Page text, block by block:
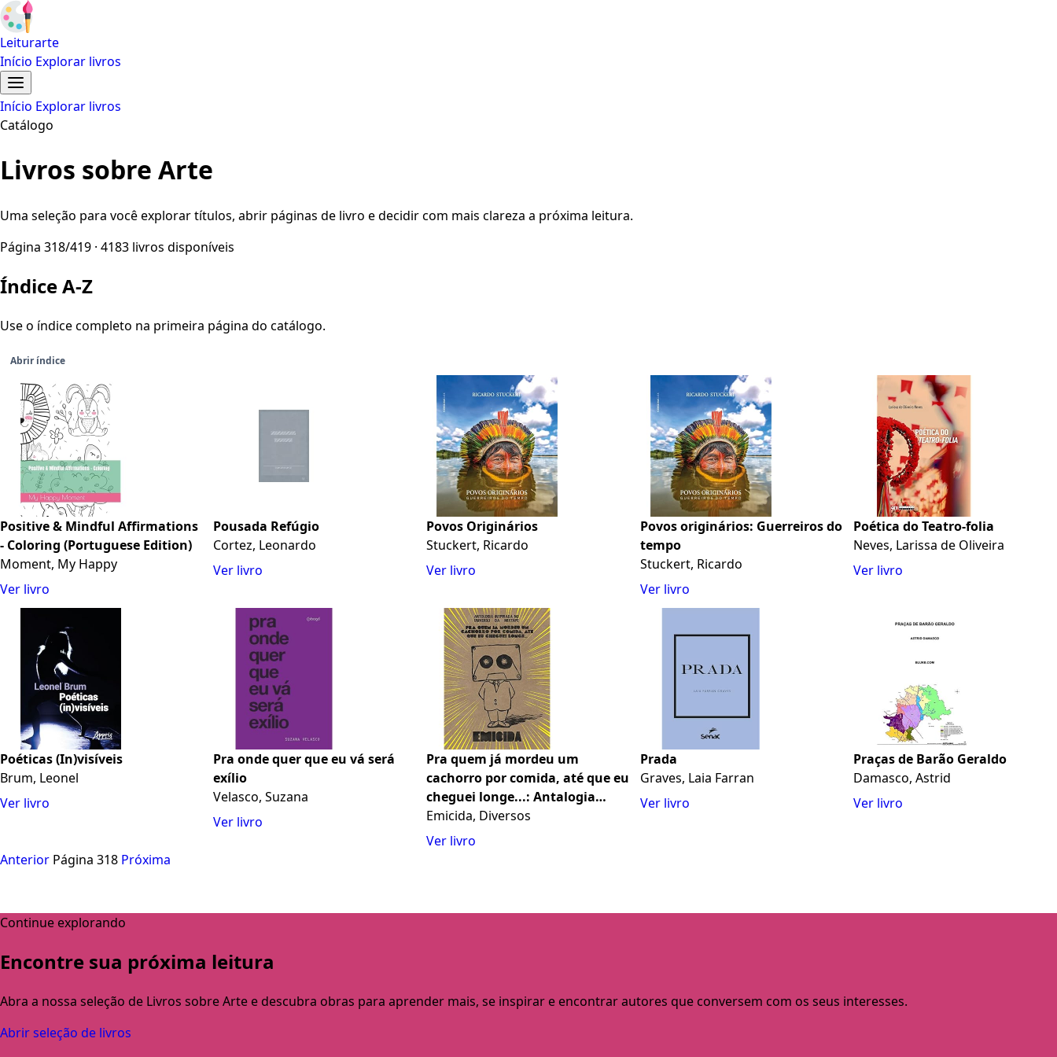
Leiturarte
Início Explorar livros
Início Explorar livros
Catálogo
Livros sobre Arte
Uma seleção para você explorar títulos, abrir páginas de livro e decidir com mais clareza a próxima leitura.
Página 318/419 · 4183 livros disponíveis
Índice A-Z
Use o índice completo na primeira página do catálogo.
Abrir índice
Positive & Mindful Affirmations
- Coloring (Portuguese Edition)
Moment, My Happy
Ver livro
Pousada Refúgio
Cortez, Leonardo
Ver livro
Povos Originários
Stuckert, Ricardo
Ver livro
Povos originários: Guerreiros do
tempo
Stuckert, Ricardo
Ver livro
Poética do Teatro-folia
Neves, Larissa de Oliveira
Ver livro
Poéticas (In)visíveis
Brum, Leonel
Ver livro
Pra onde quer que eu vá será
exílio
Velasco, Suzana
Ver livro
Pra quem já mordeu um
cachorro por comida, até que eu
cheguei longe...: Antalogia
inspirada no universo da
mixtape
Emicida, Diversos
Ver livro
Prada
Graves, Laia Farran
Ver livro
Praças de Barão Geraldo
Damasco, Astrid
Ver livro
Anterior Página 318 Próxima
Continue explorando
Encontre sua próxima leitura
Abra a nossa seleção de Livros sobre Arte e descubra obras para aprender mais, se inspirar e encontrar autores que conversem com os seus interesses.
Abrir seleção de livros